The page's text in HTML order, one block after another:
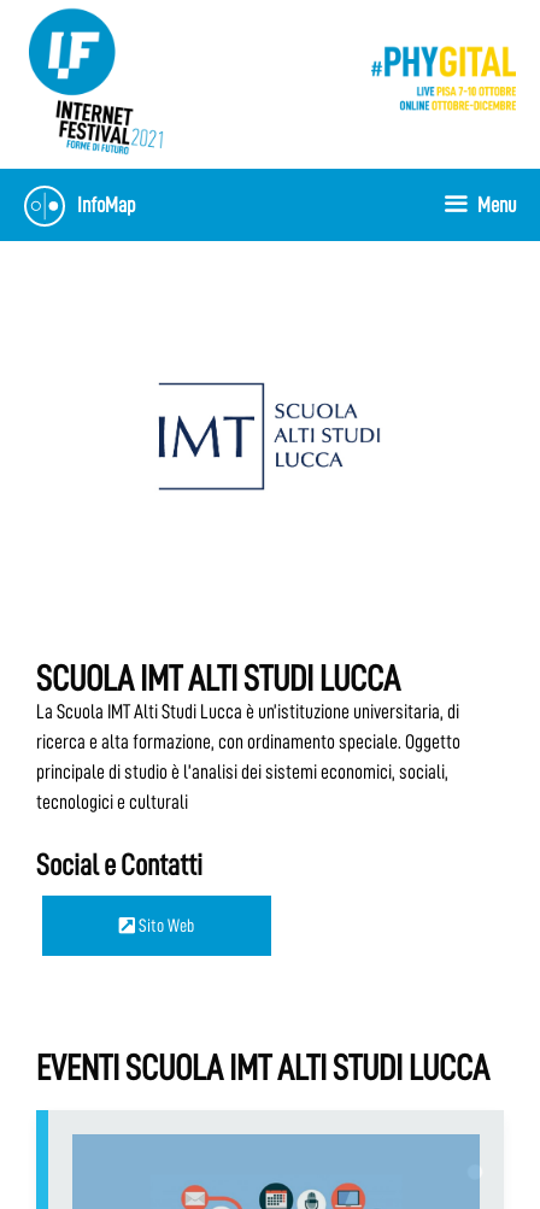
contenuto
InfoMap Menu
SCUOLA IMT ALTI STUDI LUCCA
La Scuola IMT Alti Studi Lucca è un’istituzione universitaria, di
ricerca e alta formazione, con ordinamento speciale. Oggetto
principale di studio è l’analisi dei sistemi economici, sociali,
tecnologici e culturali
Social e Contatti
Sito Web
EVENTI SCUOLA IMT ALTI STUDI LUCCA